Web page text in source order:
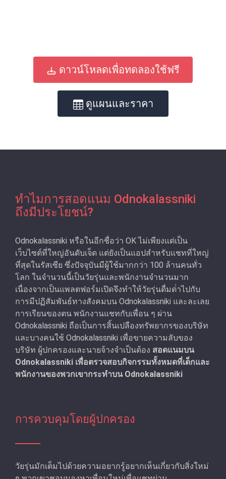
ดาวน์โหลดเพื่อทดลองใช้ฟรี
ดูแผนและราคา
ทําไมการสอดแนม Odnokalassniki
ถึงมีประโยชน์?
Odnokalassniki หรือในอีกชื่อว่า OK ไม่เพียงแต่เป็น
เว็บไซต์ที่ใหญ่อันดับเจ็ด แต่ยังเป็นแอปสำหรับแชทที่ใหญ่
ที่สุดในรัสเซีย ซึ่งปัจจุบันมีผู้ใช้มากกว่า 100 ล้านคนทั่ว
โลก ในจำนวนนี้เป็นวัยรุ่นและพนักงานจํานวนมาก
เนื่องจากเป็นแพลตฟอร์มเปิดจึงทำให้วัยรุ่นดื่มด่ําไปกับ
การมีปฏิสัมพันธ์ทางสังคมบน Odnokalassniki และละเลย
การเรียนของตน พนักงานแชทกับเพื่อน ๆ ผ่าน
Odnokalassniki ถือเป็นการสิ้นเปลืองทรัพยากรของบริษัท
และบางคนใช้ Odnokalassniki เพื่อขายความลับของ
บริษัท ผู้ปกครองและนายจ้างจําเป็นต้อง สอดแนมบน
Odnokalassniki เพื่อตรวจสอบกิจกรรมทั้งหมดที่เด็กและ
พนักงานของพวกเขากระทําบน Odnokalassniki
การควบคุมโดยผู้ปกครอง
วัยรุ่นมักเต็มไปด้วยความอยากรู้อยากเห็นเกี่ยวกับสิ่งใหม่